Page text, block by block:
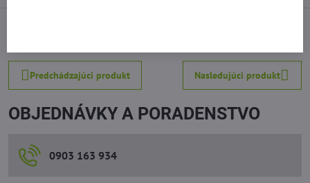
Predchádzajúci produkt Nasledujúci produkt
OBJEDNÁVKY A PORADENSTVO
0903 163 934